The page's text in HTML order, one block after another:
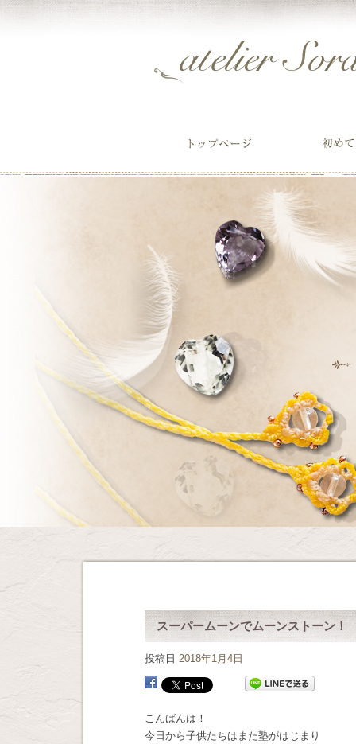
スーパームーンでムーンストーン！
投稿日 2018年1月4日
こんばんは！
今日から子供たちはまた塾がはじまり